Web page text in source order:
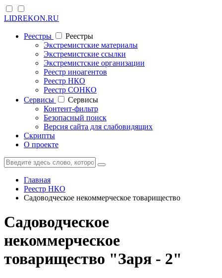
LIDREKON.RU
Реестры
Реестры
Экстремистские материалы
Экстремистские ссылки
Экстремистские организации
Реестр иноагентов
Реестр НКО
Реестр СОНКО
Cервисы
Cервисы
Контент-фильтр
Безопасный поиск
Версия сайта для слабовидящих
Скрипты
О проекте
Главная
Реестр НКО
Садоводческое некоммерческое товарищество
Садоводческое
некоммерческое
товарищество "Заря - 2"